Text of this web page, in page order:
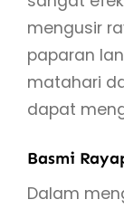
mengusir
paparan
matahari
dapat
Basmi
Dalam